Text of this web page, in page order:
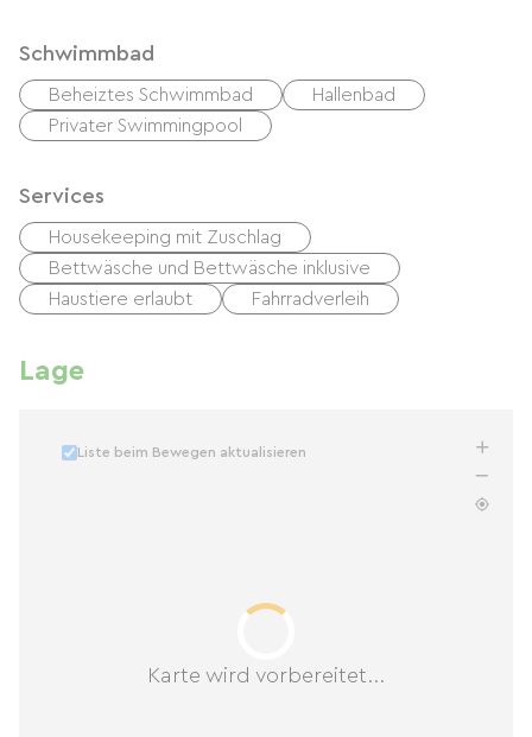
Schwimmbad
Beheiztes Schwimmbad
Hallenbad
Privater Swimmingpool
Services
Housekeeping mit Zuschlag
Bettwäsche und Bettwäsche inklusive
Haustiere erlaubt
Fahrradverleih
Lage
Karte wird vorbereitet...
Liste beim Bewegen aktualisieren